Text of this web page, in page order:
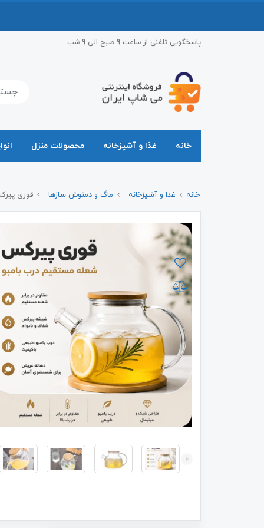
پاسخگویی تلفنی از ساعت 9 صبح الی 9 شب
خانه غذا و آشپزخانه محصولات منزل
خانه غذا و آشپزخانه ماگ و دمنوش سازها قوری